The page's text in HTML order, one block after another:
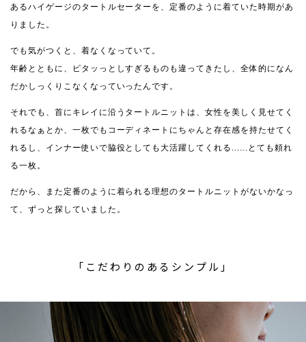
あるハイゲージのタートルセーターを、定番のように着ていた時期があ
りました。
でも気がつくと、着なくなっていて。
年齢とともに、ピタッっとしすぎるものも違ってきたし、全体的になん
だかしっくりこなくなっていったんです。
それでも、首にキレイに沿うタートルニットは、女性を美しく見せてく
れるなぁとか、一枚でもコーディネートにちゃんと存在感を持たせてく
れるし、インナー使いで脇役としても大活躍してくれる......とても頼れ
る一枚。
だから、また定番のように着られる理想のタートルニットがないかなっ
て、ずっと探していました。
「こだわりのあるシンプル」